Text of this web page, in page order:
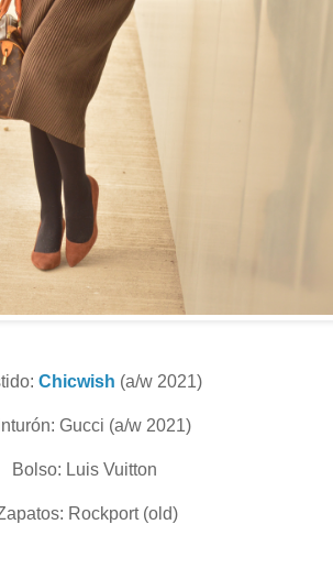
Chicwish (a/w 2021)
Gucci (a/w 2021)
Bolso: Luis Vuitton
Rockport (old)